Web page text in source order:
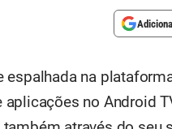
na
no Android